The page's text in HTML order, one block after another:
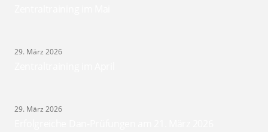
29. März 2026
29. März 2026